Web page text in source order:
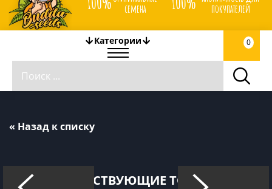
семена
покупателей
Категории 0
« Назад к списку
СОПУТСТВУЮЩИЕ ТОВАРЫ